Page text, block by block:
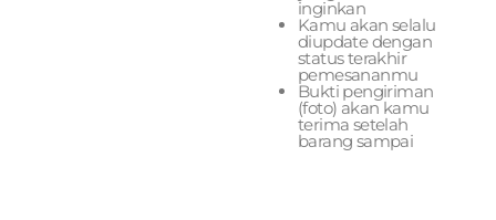
inginkan
Kamu akan selalu
diupdate dengan
status terakhir
pemesananmu
Bukti pengiriman
(foto) akan kamu
terima setelah
barang sampai